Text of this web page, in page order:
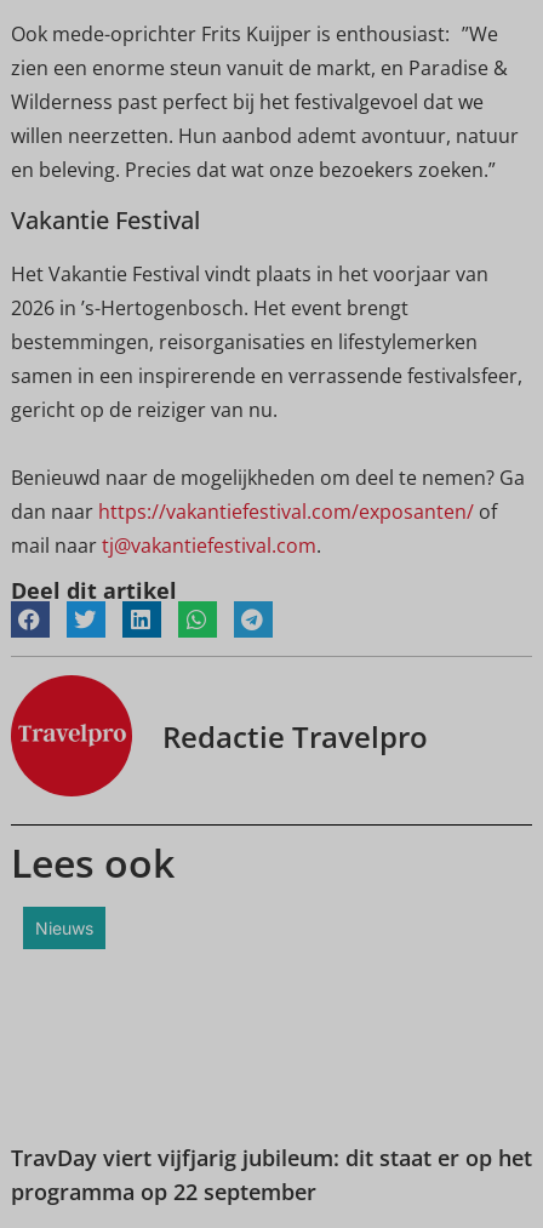
Ook mede-oprichter Frits Kuijper is enthousiast: ”We
zien een enorme steun vanuit de markt, en Paradise &
Wilderness past perfect bij het festivalgevoel dat we
willen neerzetten. Hun aanbod ademt avontuur, natuur
en beleving. Precies dat wat onze bezoekers zoeken.”
Vakantie Festival
Het Vakantie Festival vindt plaats in het voorjaar van
2026 in ’s-Hertogenbosch. Het event brengt
bestemmingen, reisorganisaties en lifestylemerken
samen in een inspirerende en verrassende festivalsfeer,
gericht op de reiziger van nu.
Benieuwd naar de mogelijkheden om deel te nemen? Ga
dan naar https://vakantiefestival.com/exposanten/of
mail naartj@vakantiefestival.com.
Deel dit artikel
Redactie Travelpro
Lees ook
Nieuws
TravDay viert vijfjarig jubileum: dit staat er op het
programma op 22 september